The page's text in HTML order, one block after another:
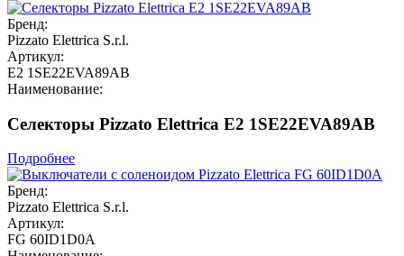
Бренд:
Pizzato Elettrica S.r.l.
Артикул:
E2 1SE22EVA89AB
Наименование:
Селекторы Pizzato Elettrica E2 1SE22EVA89AB
Подробнее
Бренд:
Pizzato Elettrica S.r.l.
Артикул:
FG 60ID1D0A